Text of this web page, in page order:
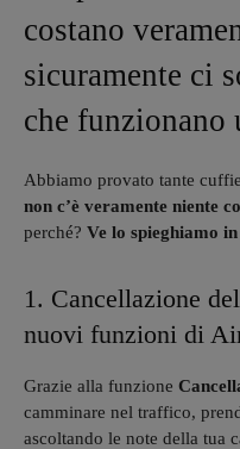
costano
sicuramente ci
che funzionano
Abbiamo provato tante
non c’è veramente niente
perché? Ve lo spieghiamo
1. Cancellazione
nuovi funzioni di
Grazie alla funzione
camminare nel traffico,
ascoltando le note della tua